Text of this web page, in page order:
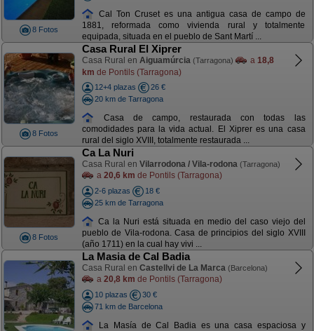
8 Fotos
Cal Ton Cruset es una antigua casa de campo de
1881, reformada como vivienda rural y totalmente
equipada, situada en el pueblo de Sant Martí ...
8 Fotos
Casa Rural El Xiprer
Casa Rural en Aiguamúrcia (Tarragona) a 18,8
km de Pontils (Tarragona)
12+4 plazas
26 €
20 km de Tarragona
Casa de campo, restaurada con todas las
comodidades para la vida actual. El Xiprer es una casa
rural del siglo XVIII, totalmente restaurada ...
8 Fotos
Ca La Nuri
Casa Rural en Vilarrodona / Vila-rodona (Tarragona)
a 20,6 km de Pontils (Tarragona)
2-6 plazas
18 €
25 km de Tarragona
Ca la Nuri está situada en medio del caso viejo del
pueblo de Vila-rodona. Casa de principios del siglo XVIII
(año 1711) en la cual hay vivi ...
La Masia de Cal Badia
Casa Rural en Castellvi de La Marca (Barcelona)
a 20,8 km de Pontils (Tarragona)
10 plazas
30 €
71 km de Barcelona
La Masía de Cal Badia es una casa espaciosa y